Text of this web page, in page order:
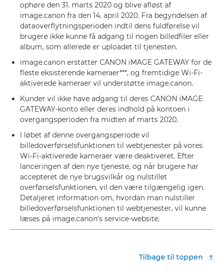
ophøre den 31. marts 2020 og blive afløst af
image.canon fra den 14. april 2020. Fra begyndelsen af
dataoverflytningsperioden indtil dens fuldførelse vil
brugere ikke kunne få adgang til nogen billedfiler eller
album, som allerede er uploadet til tjenesten.
image.canon erstatter CANON iMAGE GATEWAY for de
fleste eksisterende kameraer***, og fremtidige Wi-Fi-
aktiverede kameraer vil understøtte image.canon.
Kunder vil ikke have adgang til deres CANON iMAGE
GATEWAY-konto eller deres indhold på kontoen i
overgangsperioden fra midten af marts 2020.
I løbet af denne overgangsperiode vil
billedoverførselsfunktionen til webtjenester på vores
Wi-Fi-aktiverede kameraer være deaktiveret. Efter
lanceringen af den nye tjeneste, og når brugere har
accepteret de nye brugsvilkår og nulstillet
overførselsfunktionen, vil den være tilgængelig igen.
Detaljeret information om, hvordan man nulstiller
billedoverførselsfunktionen til webtjenester, vil kunne
læses på image.canon's service-website.
Tilbage til toppen